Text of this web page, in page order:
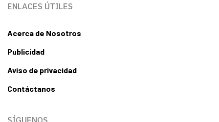
ENLACES ÚTILES
Acerca de Nosotros
Publicidad
Aviso de privacidad
Contáctanos
SÍGUENOS